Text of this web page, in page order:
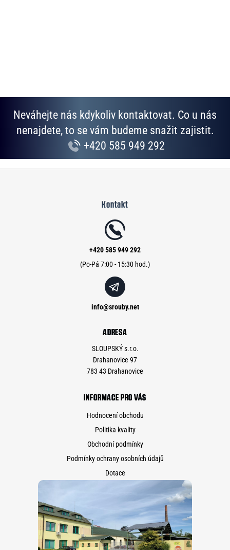
Neváhejte nás kdykoliv kontaktovat. Co u nás
nenajdete, to se vám budeme snažit zajistit.
+420 585 949 292
Kontakt
info@srouby.net
+420 585 949 292
ADRESA
SLOUPSKÝ s.r.o.
Drahanovice 97
783 43 Drahanovice
INFORMACE PRO VÁS
Hodnocení obchodu
Politika kvality
Obchodní podmínky
Podmínky ochrany osobních údajů
Dotace